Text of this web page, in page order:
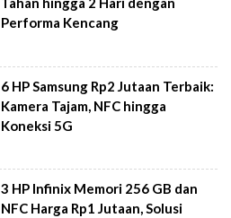
Performa Kencang
6 HP Samsung Rp2 Jutaan Terbaik:
Kamera Tajam, NFC hingga
Koneksi 5G
3 HP Infinix Memori 256 GB dan
NFC Harga Rp1 Jutaan, Solusi